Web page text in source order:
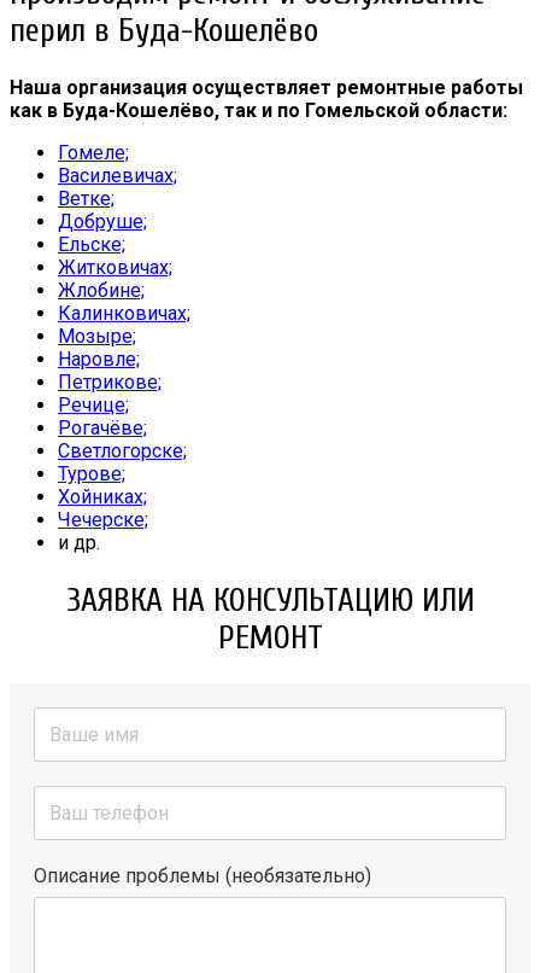
перил в Буда-Кошелёво
Наша организация осуществляет ремонтные работы
как в Буда-Кошелёво, так и по Гомельской области:
Гомеле;
Василевичах;
Ветке;
Добруше;
Ельске;
Житковичах;
Жлобине;
Калинковичах;
Мозыре;
Наровле;
Петрикове;
Речице;
Рогачёве;
Светлогорске;
Турове;
Хойниках;
Чечерске;
и др.
ЗАЯВКА НА КОНСУЛЬТАЦИЮ ИЛИ
РЕМОНТ
Описание проблемы (необязательно)